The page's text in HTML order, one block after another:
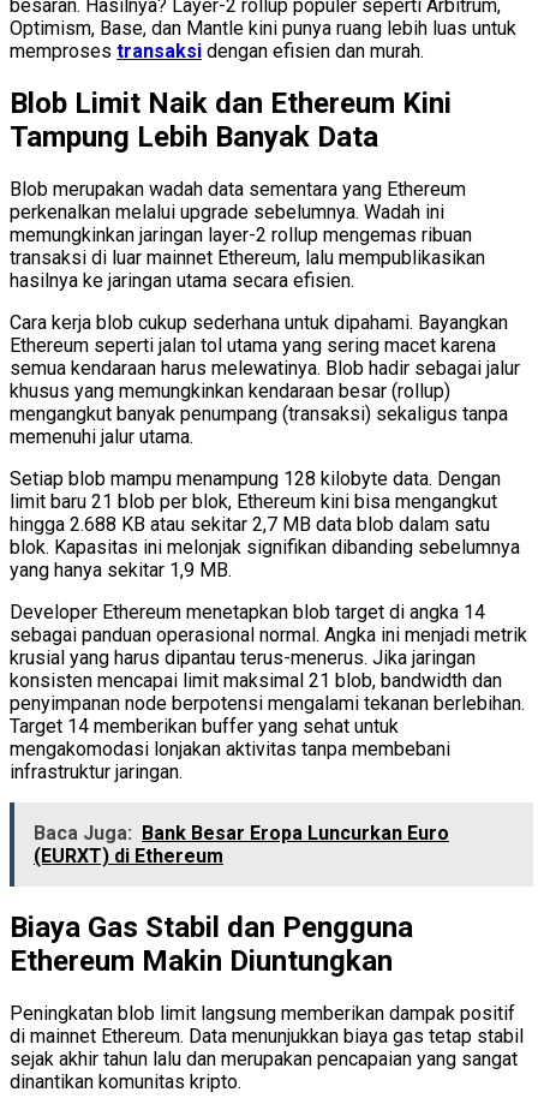
besaran. Hasilnya? Layer-2 rollup populer seperti Arbitrum,
Optimism, Base, dan Mantle kini punya ruang lebih luas untuk
memproses transaksi dengan efisien dan murah.
Blob Limit Naik dan Ethereum Kini
Tampung Lebih Banyak Data
Blob merupakan wadah data sementara yang Ethereum
perkenalkan melalui upgrade sebelumnya. Wadah ini
memungkinkan jaringan layer-2 rollup mengemas ribuan
transaksi di luar mainnet Ethereum, lalu mempublikasikan
hasilnya ke jaringan utama secara efisien.
Cara kerja blob cukup sederhana untuk dipahami. Bayangkan
Ethereum seperti jalan tol utama yang sering macet karena
semua kendaraan harus melewatinya. Blob hadir sebagai jalur
khusus yang memungkinkan kendaraan besar (rollup)
mengangkut banyak penumpang (transaksi) sekaligus tanpa
memenuhi jalur utama.
Setiap blob mampu menampung 128 kilobyte data. Dengan
limit baru 21 blob per blok, Ethereum kini bisa mengangkut
hingga 2.688 KB atau sekitar 2,7 MB data blob dalam satu
blok. Kapasitas ini melonjak signifikan dibanding sebelumnya
yang hanya sekitar 1,9 MB.
Developer Ethereum menetapkan blob target di angka 14
sebagai panduan operasional normal. Angka ini menjadi metrik
krusial yang harus dipantau terus-menerus. Jika jaringan
konsisten mencapai limit maksimal 21 blob, bandwidth dan
penyimpanan node berpotensi mengalami tekanan berlebihan.
Target 14 memberikan buffer yang sehat untuk
mengakomodasi lonjakan aktivitas tanpa membebani
infrastruktur jaringan.
Baca Juga: Bank Besar Eropa Luncurkan Euro
(EURXT) di Ethereum
Biaya Gas Stabil dan Pengguna
Ethereum Makin Diuntungkan
Peningkatan blob limit langsung memberikan dampak positif
di mainnet Ethereum. Data menunjukkan biaya gas tetap stabil
sejak akhir tahun lalu dan merupakan pencapaian yang sangat
dinantikan komunitas kripto.